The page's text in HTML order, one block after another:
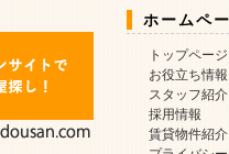
ホームペ
トップページ
お役立ち情報
スタッフ紹介
採用情報
賃貸物件紹